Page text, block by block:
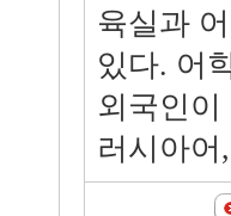
육실과
있다. 어
외국인
러시아